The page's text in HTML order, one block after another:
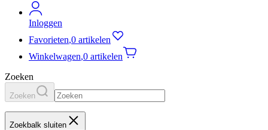
Inloggen
Favorieten,0 artikelen
Winkelwagen,0 artikelen
Zoeken
Zoeken
Zoekbalk sluiten